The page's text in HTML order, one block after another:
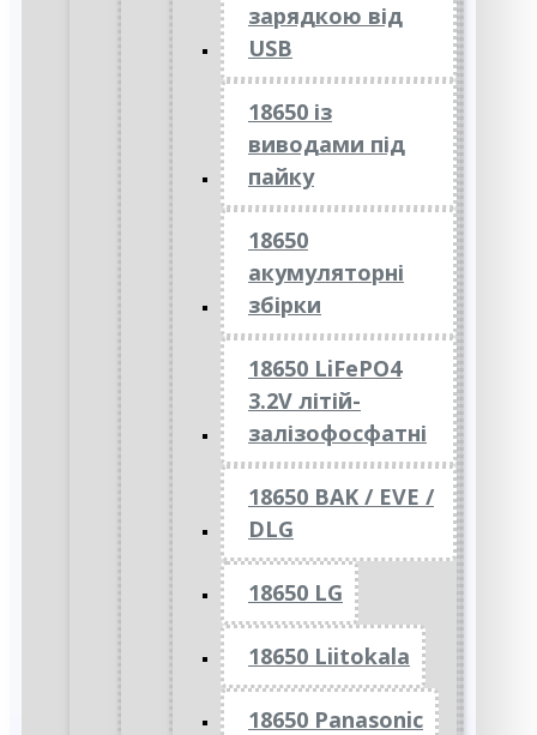
зарядкою від
USB
18650 із
виводами під
пайку
18650
акумуляторні
збірки
18650 LiFePO4
3.2V літій-
залізофосфатні
18650 BAK / EVE /
DLG
18650 LG
18650 Liitokala
18650 Panasonic